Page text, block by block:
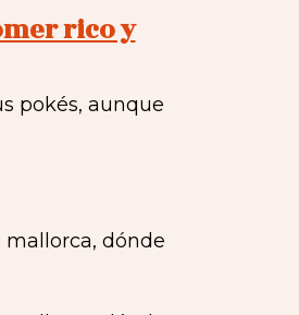
rico y
pokés, aunque